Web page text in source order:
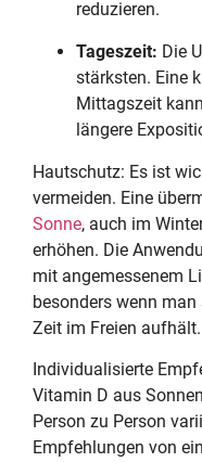
reduzieren.
Tageszeit: Die
stärksten. Eine
Mittagszeit
längere
Hautschutz: Es ist
vermeiden. Eine
Sonne, auch im
erhöhen. Die
mit angemessenem
besonders wenn
Zeit im Freien aufhält.
Individualisierte
Vitamin D aus
Person zu Person
Empfehlungen von